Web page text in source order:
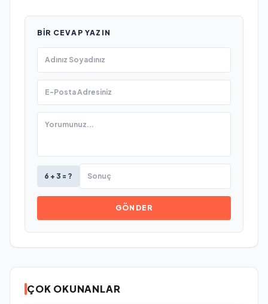
BIR CEVAP YAZIN
6 + 3 = ?
GÖNDER
ÇOK OKUNANLAR